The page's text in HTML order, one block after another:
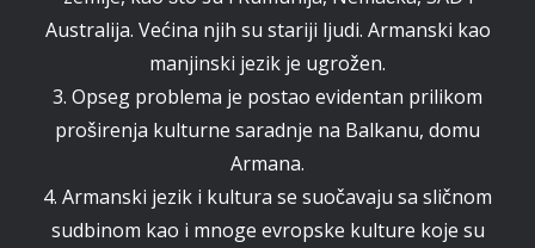
Australija. Većina njih su stariji ljudi. Armanski kao
manjinski jezik je ugrožen.
3. Opseg problema je postao evidentan prilikom
proširenja kulturne saradnje na Balkanu, domu
Armana.
4. Armanski jezik i kultura se suočavaju sa sličnom
sudbinom kao i mnoge evropske kulture koje su